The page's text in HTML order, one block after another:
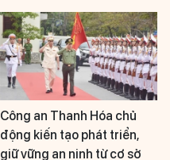
Công an Thanh Hóa chủ
động kiến tạo phát triển,
giữ vững an ninh từ cơ sở